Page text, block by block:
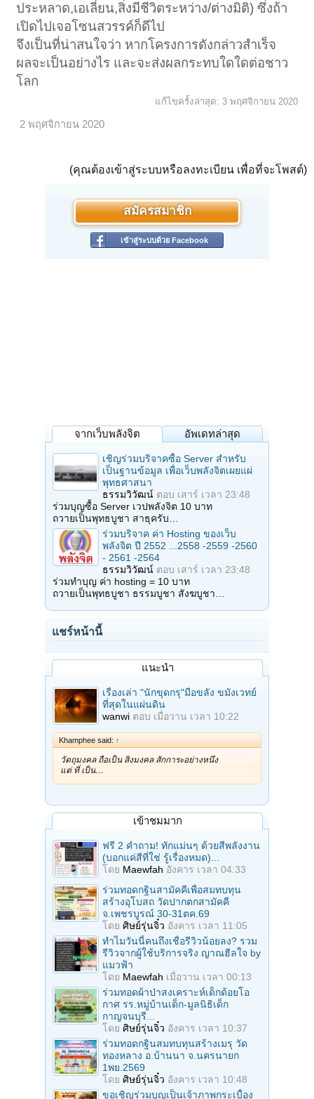
ประหลาด,เอเลี่ยน,สิ่งมีชีวิตระหว่าง/ต่างมิติ) ซึ่งถ้า
เปิดไปเจอโซนสวรรค์ก็ดีไป
จึงเป็นที่น่าสนใจว่า หากโครงการดังกล่าวสำเร็จ
ผลจะเป็นอย่างไร และจะส่งผลกระทบใดใดต่อชาว
โลก
แก้ไขครั้งล่าสุด: 3 พฤศจิกายน 2020
2 พฤศจิกายน 2020
(คุณต้องเข้าสู่ระบบหรือลงทะเบียน เพื่อที่จะโพสต์)
สมัครสมาชิก
เข้าสู่ระบบด้วย Facebook
จากเว็บพลังจิต อัพเดทล่าสุด
เชิญร่วมบริจาคซื้อ Server สำหรับ
เป็นฐานข้อมูล เพื่อเว็บพลังจิตเผยแผ่
พุทธศาสนา
ธรรมวิวัฒน์ ตอบ เสาร์ เวลา 23:48
ร่วมบุญซื้อ Server เวปพลังจิต 10 บาท
ถวายเป็นพุทธบูชา สาธุครับ…
ร่วมบริจาค ค่า Hosting ของเว็บ
พลังจิต ปี 2552 ...2558 -2559 -2560
- 2561 -2564
ธรรมวิวัฒน์ ตอบ เสาร์ เวลา 23:48
ร่วมทำบุญ ค่า hosting = 10 บาท
ถวายเป็นพุทธบูชา ธรรมบูชา สังฆบูชา…
แชร์หน้านี้
แนะนำ
เรื่องเล่า "นักขุดกรุ"มือขลัง ขมังเวทย์
ที่สุดในแผ่นดิน
wanwi ตอบ เมื่อวาน เวลา 10:22
Khamphee said: ↑
วัตถุมงคล ถือเป็น สิ่งมงคล สักการะอย่างหนึ่ง
แต่ ที่ เป็น…
เข้าชมมาก
ฟรี 2 คำถาม! ทักแม่นๆ ด้วยสีพลังงาน
(บอกแค่สีที่ใช่ รู้เรื่องหมด)...
โดย Maewfah อังคาร เวลา 04:33
ร่วมทอดกฐินสามัคคีเพื่อสมทบทุน
สร้างอุโบสถ วัดปากตกสามัคคี
จ.เพชรบูรณ์ 30-31ตค.69
โดย ศิษย์รุ่นจิ๋ว อังคาร เวลา 11:05
ทำไมวันนี้คนถึงเชื่อรีวิวน้อยลง? รวม
รีวิวจากผู้ใช้บริการจริง ญาณฮีลใจ by
แมวฟ้า
โดย Maewfah เมื่อวาน เวลา 00:13
ร่วมทอดผ้าป่าสงเคราะห์เด็กด้อยโอ
กาศ รร.หมู่บ้านเด็ก-มูลนิธิเด็ก
กาญจนบุรี...
โดย ศิษย์รุ่นจิ๋ว อังคาร เวลา 10:37
ร่วมทอดกฐินสมทบทุนสร้างเมรุ วัด
ทองหลาง อ.บ้านนา จ.นครนายก
1พย.2569
โดย ศิษย์รุ่นจิ๋ว อังคาร เวลา 10:48
ขอเชิญร่วมบุญเป็นเจ้าภาพกระเบื้อง